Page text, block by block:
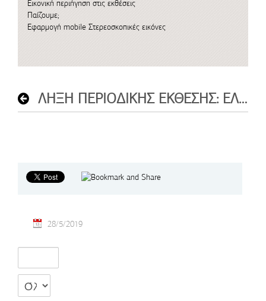
Εικονική περιήγηση στις εκθέσεις
Παίζουμε;
Εφαρμογή mobile Στερεοσκοπικές εικόνες
ΛΗΞΗ ΠΕΡΙΟΔΙΚΗΣ ΕΚΘΕΣΗΣ: ΕΛΛΗΝΕΣ ΝΑΪΦ ΖΩΓΡΑΦΟΙ
28/5/2019